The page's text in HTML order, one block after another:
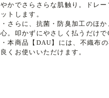
やかでさらさらな肌触り。ドレ
ットします。
・さらに、抗菌・防臭加工のほ
心。叩かずにやさしく払うだけで
・本商品【DAU】には、不織布
良くお使いいただけます。